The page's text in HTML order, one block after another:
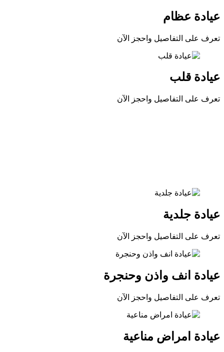
عيادة عظام
تعرف على التفاصيل واحجز الآن
عيادة قلب
تعرف على التفاصيل واحجز الآن
عيادة جلدية
تعرف على التفاصيل واحجز الآن
عيادة انف واذن وحنجرة
تعرف على التفاصيل واحجز الآن
عيادة امراض مناعية